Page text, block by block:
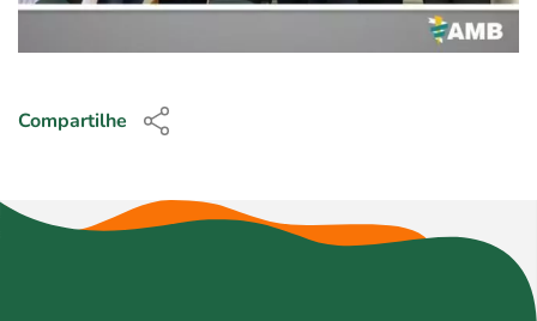
Compartilhe